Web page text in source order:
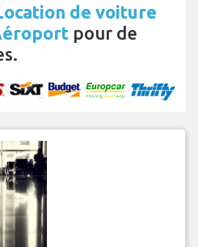
de voiture
pour de